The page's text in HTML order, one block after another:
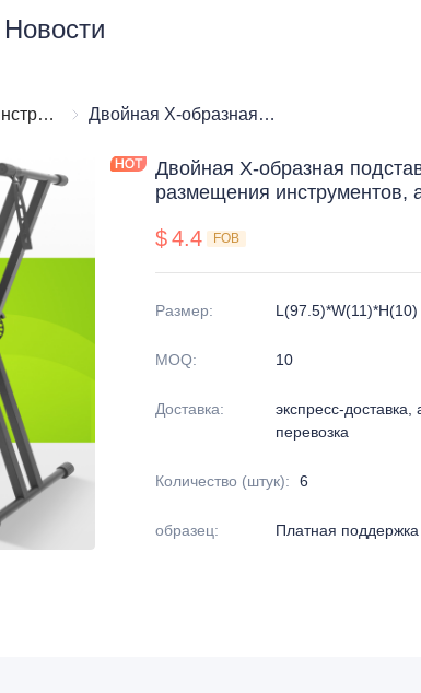
Новости
Музыкальные инструменты стойки Музыкальные инструменты стойки
Двойная X-образная подставка для клавиатуры, подставка для размещения инструментов, аксессуары для клавиатуры
Двойная X-образная
размещения инструментов,
$4.4 FOB
Размер: L(97.5)*W(11)*H(10)
MOQ: 10
Доставка:
экспресс-
перевозка
Количество (штук): 6
образец: Платная поддержка